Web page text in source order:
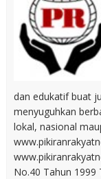
dan edukatif buat
menyuguhkan
lokal, nasional
No.40 Tahun 1999